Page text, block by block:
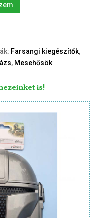
Farsangi kiegészítők,
, Mesehősök
is!